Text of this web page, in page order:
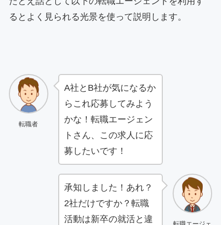
るとよく見られる光景を使って説明します。
転職者
A社とB社が気になるか
らこれ応募してみよう
かな！転職エージェン
トさん、この求人に応
募したいです！
承知しました！あれ？
2社だけですか？転職
活動は新卒の就活と違